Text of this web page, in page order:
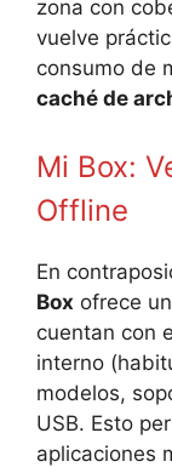
zona con
vuelve
consumo de
caché de
Mi Box:
Offline
En
Box ofrece
cuentan con
interno
modelos,
USB. Esto
aplicaciones